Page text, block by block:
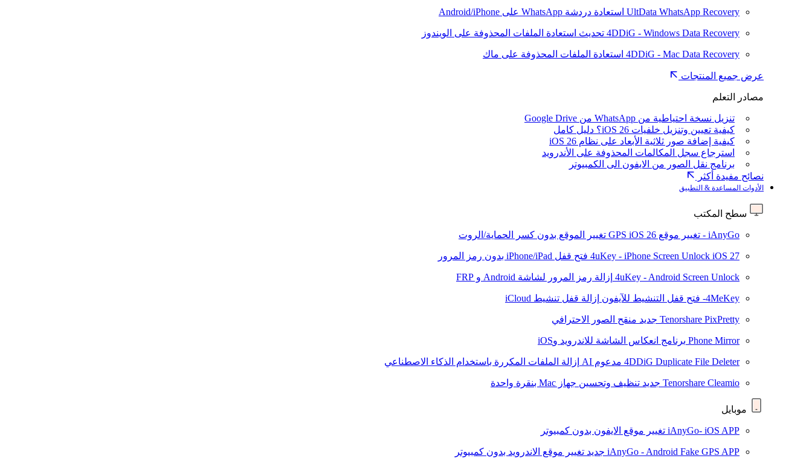
UltData WhatsApp Recovery استعادة دردشة WhatsApp على Android/iPhone
4DDiG - Windows Data Recovery تحديث استعادة الملفات المحذوفة على الويندوز
4DDiG - Mac Data Recovery استعادة الملفات المحذوفة على ماك
عرض جميع المنتجات
مصادر التعلم
تنزيل نسخة احتياطية من WhatsApp من Google Drive
كيفية تعيين وتنزيل خلفيات iOS 26؟ دليل كامل
كيفية إضافة صور ثلاثية الأبعاد على نظام iOS 26
استرجاع سجل المكالمات المحذوفة على الأندرويد
برنامج نقل الصور من الايفون الى الكمبيوتر
نصائح مفيدة أكثر
الأدوات المساعدة & التطبيق
سطح المكتب
iAnyGo - تغيير موقع GPS iOS 26 تغيير الموقع بدون كسر الحماية/الروت
4uKey - iPhone Screen Unlock iOS 27 فتح قفل iPhone/iPad بدون رمز المرور
4uKey - Android Screen Unlock إزالة رمز المرور لشاشة Android و FRP
4MeKey- فتح قفل التنشيط للآيفون إزالة قفل تنشيط iCloud
Tenorshare PixPretty جديد منقح الصور الاحترافي
Phone Mirror برنامج انعكاس الشاشة للاندرويد وiOS
4DDiG Duplicate File Deleter مدعوم AI إزالة الملفات المكررة باستخدام الذكاء الاصطناعي
Tenorshare Cleamio جديد تنظيف وتحسين جهاز Mac بنقرة واحدة
موبايل
iAnyGo- iOS APP تغيير موقع الايفون بدون كمبيوتر
iAnyGo - Android Fake GPS APP جديد تغيير موقع الاندرويد بدون كمبيوتر